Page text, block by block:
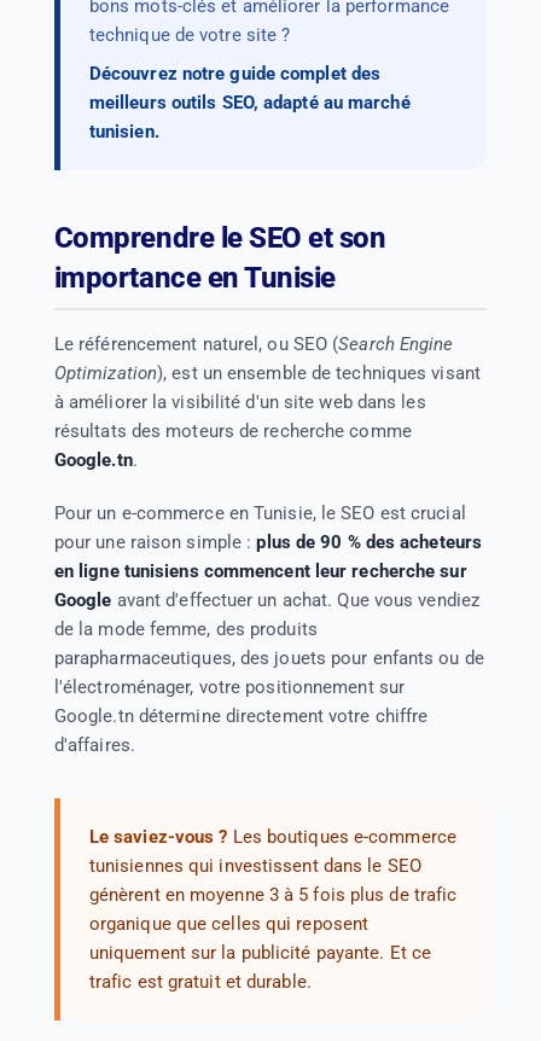
bons mots-clés et améliorer la performance
technique de votre site ?
Découvrez notre guide complet des
meilleurs outils SEO, adapté au marché
tunisien.
Comprendre le SEO et son
importance en Tunisie
Le référencement naturel, ou SEO (Search Engine
Optimization), est un ensemble de techniques visant
à améliorer la visibilité d'un site web dans les
résultats des moteurs de recherche comme
Google.tn.
Pour un e-commerce en Tunisie, le SEO est crucial
pour une raison simple :plus de 90 % des acheteurs
en ligne tunisiens commencent leur recherche sur
Google avant d'effectuer un achat. Que vous vendiez
de la mode femme, des produits
parapharmaceutiques, des jouets pour enfants ou de
l'électroménager, votre positionnement sur
Google.tn détermine directement votre chiffre
d'affaires.
Le saviez-vous ? Les boutiques e-commerce
tunisiennes qui investissent dans le SEO
génèrent en moyenne 3 à 5 fois plus de trafic
organique que celles qui reposent
uniquement sur la publicité payante. Et ce
trafic est gratuit et durable.